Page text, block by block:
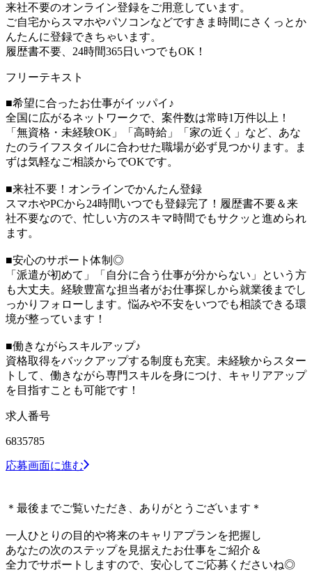
来社不要のオンライン登録をご用意しています。
ご自宅からスマホやパソコンなどですきま時間にさくっとか
んたんに登録できちゃいます。
履歴書不要、24時間365日いつでもOK！
フリーテキスト
■希望に合ったお仕事がイッパイ♪
全国に広がるネットワークで、案件数は常時1万件以上！
「無資格・未経験OK」「高時給」「家の近く」など、あな
たのライフスタイルに合わせた職場が必ず見つかります。ま
ずは気軽なご相談からでOKです。
■来社不要！オンラインでかんたん登録
スマホやPCから24時間いつでも登録完了！履歴書不要＆来
社不要なので、忙しい方のスキマ時間でもサクッと進められ
ます。
■安心のサポート体制◎
「派遣が初めて」「自分に合う仕事が分からない」という方
も大丈夫。経験豊富な担当者がお仕事探しから就業後までし
っかりフォローします。悩みや不安をいつでも相談できる環
境が整っています！
■働きながらスキルアップ♪
資格取得をバックアップする制度も充実。未経験からスター
トして、働きながら専門スキルを身につけ、キャリアアップ
を目指すことも可能です！
求人番号
6835785
応募画面に進む
＊最後までご覧いただき、ありがとうございます＊
一人ひとりの目的や将来のキャリアプランを把握し
あなたの次のステップを見据えたお仕事をご紹介＆
全力でサポートしますので、安心してご応募くださいね◎